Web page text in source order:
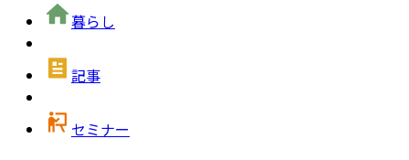
暮らし
記事
セミナー